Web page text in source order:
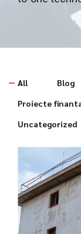
All Blog
Proiecte
Uncategorized